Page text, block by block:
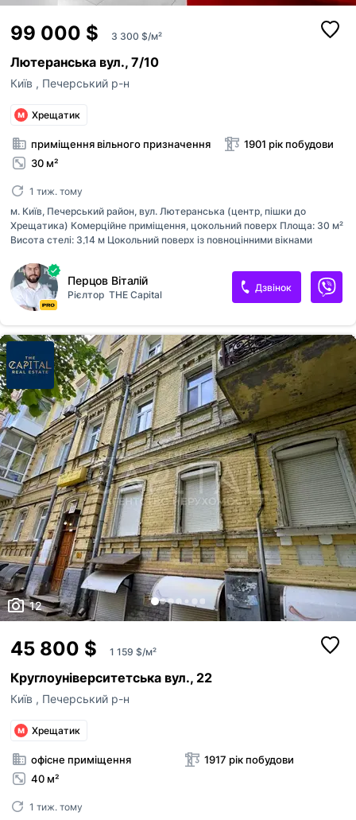
99 000 $ 3 300 $/м²
Лютеранська вул., 7/10
Київ , Печерський р-н
Хрещатик
приміщення вільного призначення
30 м²
1901 рік побудови
1 тиж. тому
м. Київ, Печерський район, вул. Лютеранська (центр, пішки до
Хрещатика) Комерційне приміщення, цокольний поверх Площа: 30 м²
Висота стелі: 3,14 м Цокольний поверх із повноцінними вікнами
світла. Товщина стін близько 1 м. Функціональне планування: — зона
рецепції — окрема робоча кімната — санвузол — технічна зона Стан:
сучасний дизайнерський ремонт, повністю готове до використання
Формат використання: — косметологія — масаж — нотаріус — б’юті-
сфера — офіс — сервіс Є багато переваг, а саме: — окремий вхід —
закрита територія — встановлено вентиляцію та освітлення — усі
меблі залишаються, окрім кушетки та обладнання (апара...
Перцов Віталій
Рієлтор THE Capital
Дзвінок
12
45 800 $ 1 159 $/м²
Круглоуніверситетська вул., 22
Київ , Печерський р-н
Хрещатик
офісне приміщення
40 м²
1917 рік побудови
1 тиж. тому